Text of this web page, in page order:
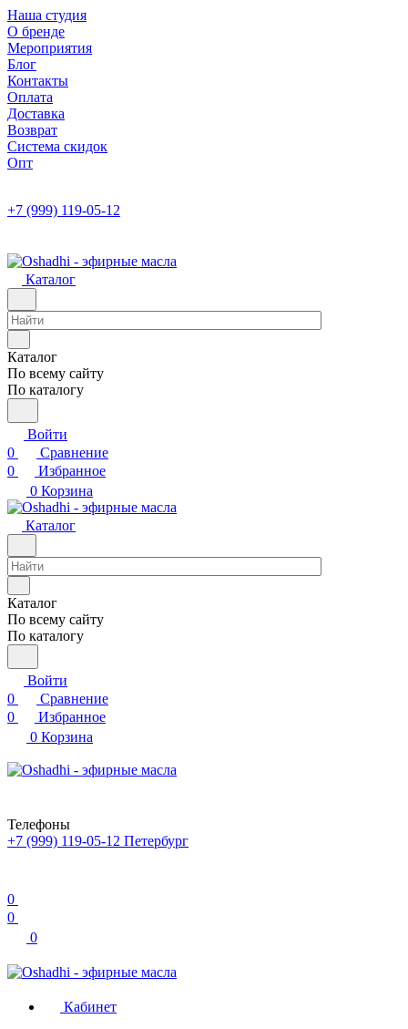
Наша студия
О бренде
Мероприятия
Блог
Контакты
Оплата
Доставка
Возврат
Система скидок
Опт
+7 (999) 119-05-12
Каталог
Каталог
По всему сайту
По каталогу
Войти
0
Сравнение
0
Избранное
0 Корзина
Каталог
Каталог
По всему сайту
По каталогу
Войти
0
Сравнение
0
Избранное
0 Корзина
Телефоны
+7 (999) 119-05-12 Петербург
0
0
0
Кабинет